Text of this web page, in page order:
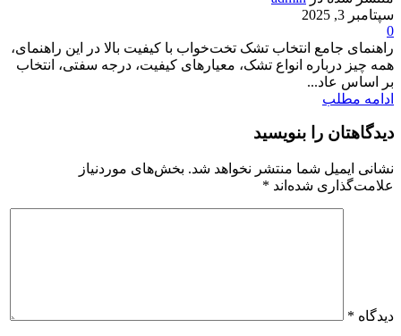
سپتامبر 3, 2025
0
راهنمای جامع انتخاب تشک تخت‌خواب با کیفیت بالا در این راهنمای،
همه چیز درباره انواع تشک، معیارهای کیفیت، درجه سفتی، انتخاب
بر اساس عاد...
ادامه مطلب
دیدگاهتان را بنویسید
نشانی ایمیل شما منتشر نخواهد شد. بخش‌های موردنیاز
علامت‌گذاری شده‌اند *
دیدگاه *